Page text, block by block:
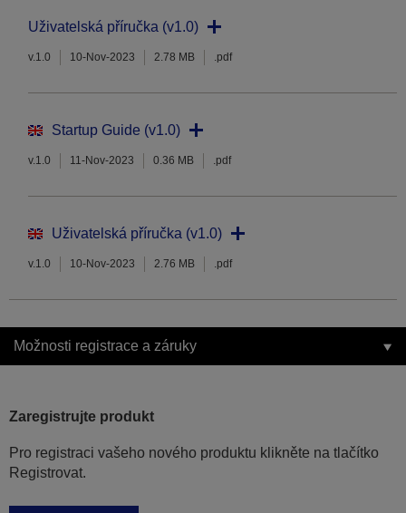
Uživatelská příručka (v1.0)
v.1.0 10-Nov-2023 2.78 MB .pdf
Startup Guide (v1.0)
v.1.0 11-Nov-2023 0.36 MB .pdf
Uživatelská příručka (v1.0)
v.1.0 10-Nov-2023 2.76 MB .pdf
Možnosti registrace a záruky
Zaregistrujte produkt
Pro registraci vašeho nového produktu klikněte na tlačítko
Registrovat.